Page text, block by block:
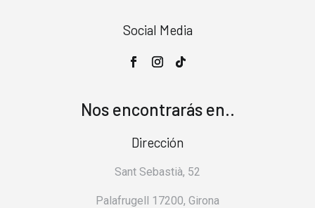
Social Media
Nos encontrarás en..
Dirección
Sant Sebastià, 52
Palafrugell 17200, Girona